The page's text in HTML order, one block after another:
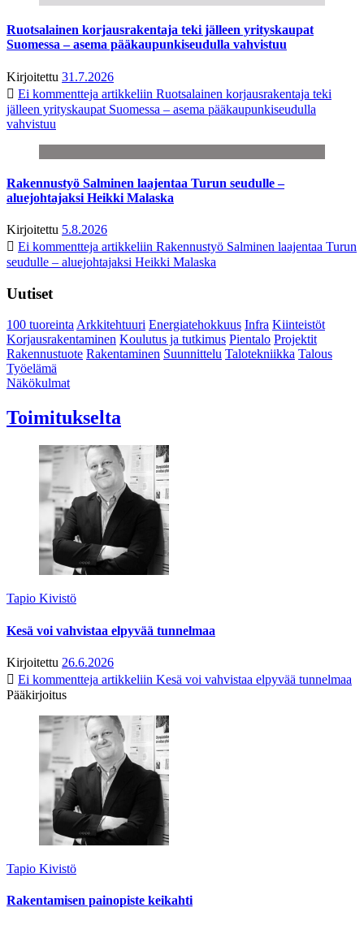
Ruotsalainen korjausrakentaja teki jälleen yrityskaupat
Suomessa – asema pääkaupunkiseudulla vahvistuu
Kirjoitettu 31.7.2026
Ei kommentteja artikkeliin Ruotsalainen korjausrakentaja teki
jälleen yrityskaupat Suomessa – asema pääkaupunkiseudulla
vahvistuu
Rakennustyö Salminen laajentaa Turun seudulle –
aluejohtajaksi Heikki Malaska
Kirjoitettu 5.8.2026
Ei kommentteja artikkeliin Rakennustyö Salminen laajentaa Turun
seudulle – aluejohtajaksi Heikki Malaska
Uutiset
100 tuoreintaArkkitehtuuri Energiatehokkuus Infra Kiinteistöt
Korjausrakentaminen Koulutus ja tutkimus Pientalo Projektit
Rakennustuote Rakentaminen Suunnittelu Talotekniikka Talous
Työelämä
Näkökulmat
Toimitukselta
Tapio Kivistö
Kesä voi vahvistaa elpyvää tunnelmaa
Kirjoitettu 26.6.2026
Ei kommentteja artikkeliin Kesä voi vahvistaa elpyvää tunnelmaa
Pääkirjoitus
Tapio Kivistö
Rakentamisen painopiste keikahti